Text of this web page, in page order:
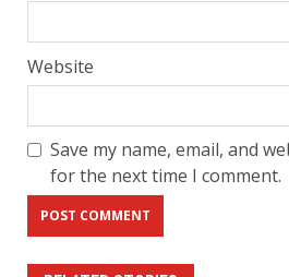
Website
Save my name, email, and
for the next time I comment.